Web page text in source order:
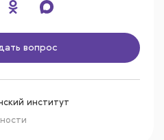
вопрос
институт